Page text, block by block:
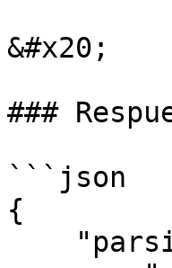
&#x20;
###
```json
{